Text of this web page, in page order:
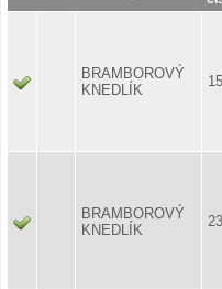
BRAMBOROVÝ
KNEDLÍK
BRAMBOROVÝ
KNEDLÍK